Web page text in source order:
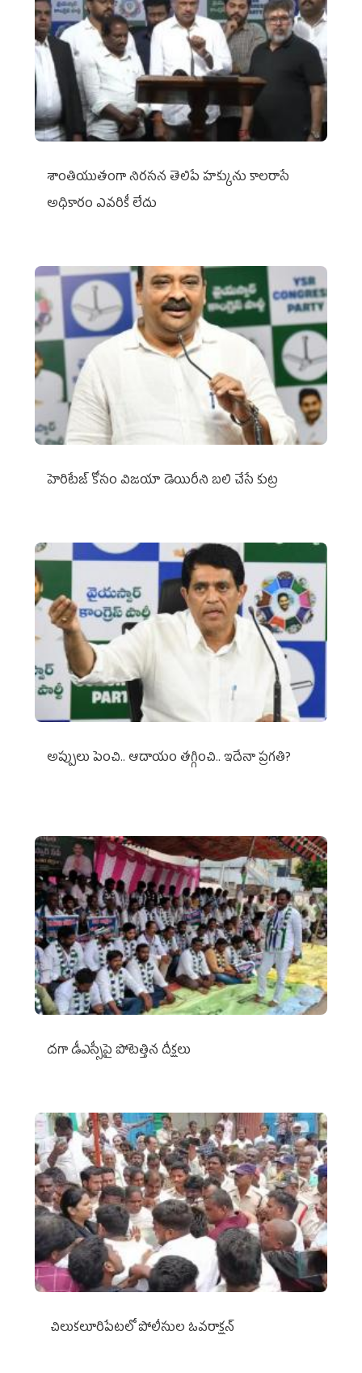
శాంతియుతంగా నిరసన తెలిపే హక్కును కాలరాసే
అధికారం ఎవరికీ లేదు
హెరిటేజ్ కోసం విజయా డెయిరీని బలి చేసే కుట్ర‌
అప్పులు పెంచి.. ఆదాయం తగ్గించి.. ఇదేనా ప్రగతి?
దగా డీఎస్సీపై పోటెత్తిన దీక్షలు
చిలుక‌లూరిపేట‌లో పోలీసుల ఓవ‌రాక్ష‌న్‌